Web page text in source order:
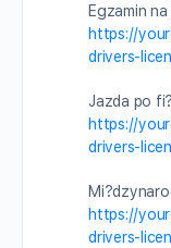
Egzamin
https://
drivers-
Jazda po
https://
drivers-
https://
drivers-